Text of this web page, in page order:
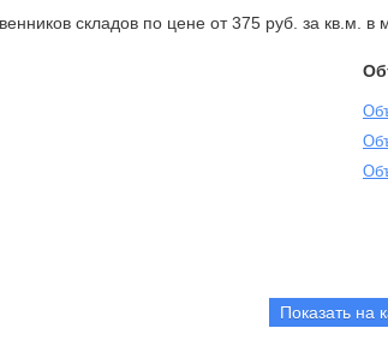
складов по цене от 375 руб. за кв.м. в
Показать на